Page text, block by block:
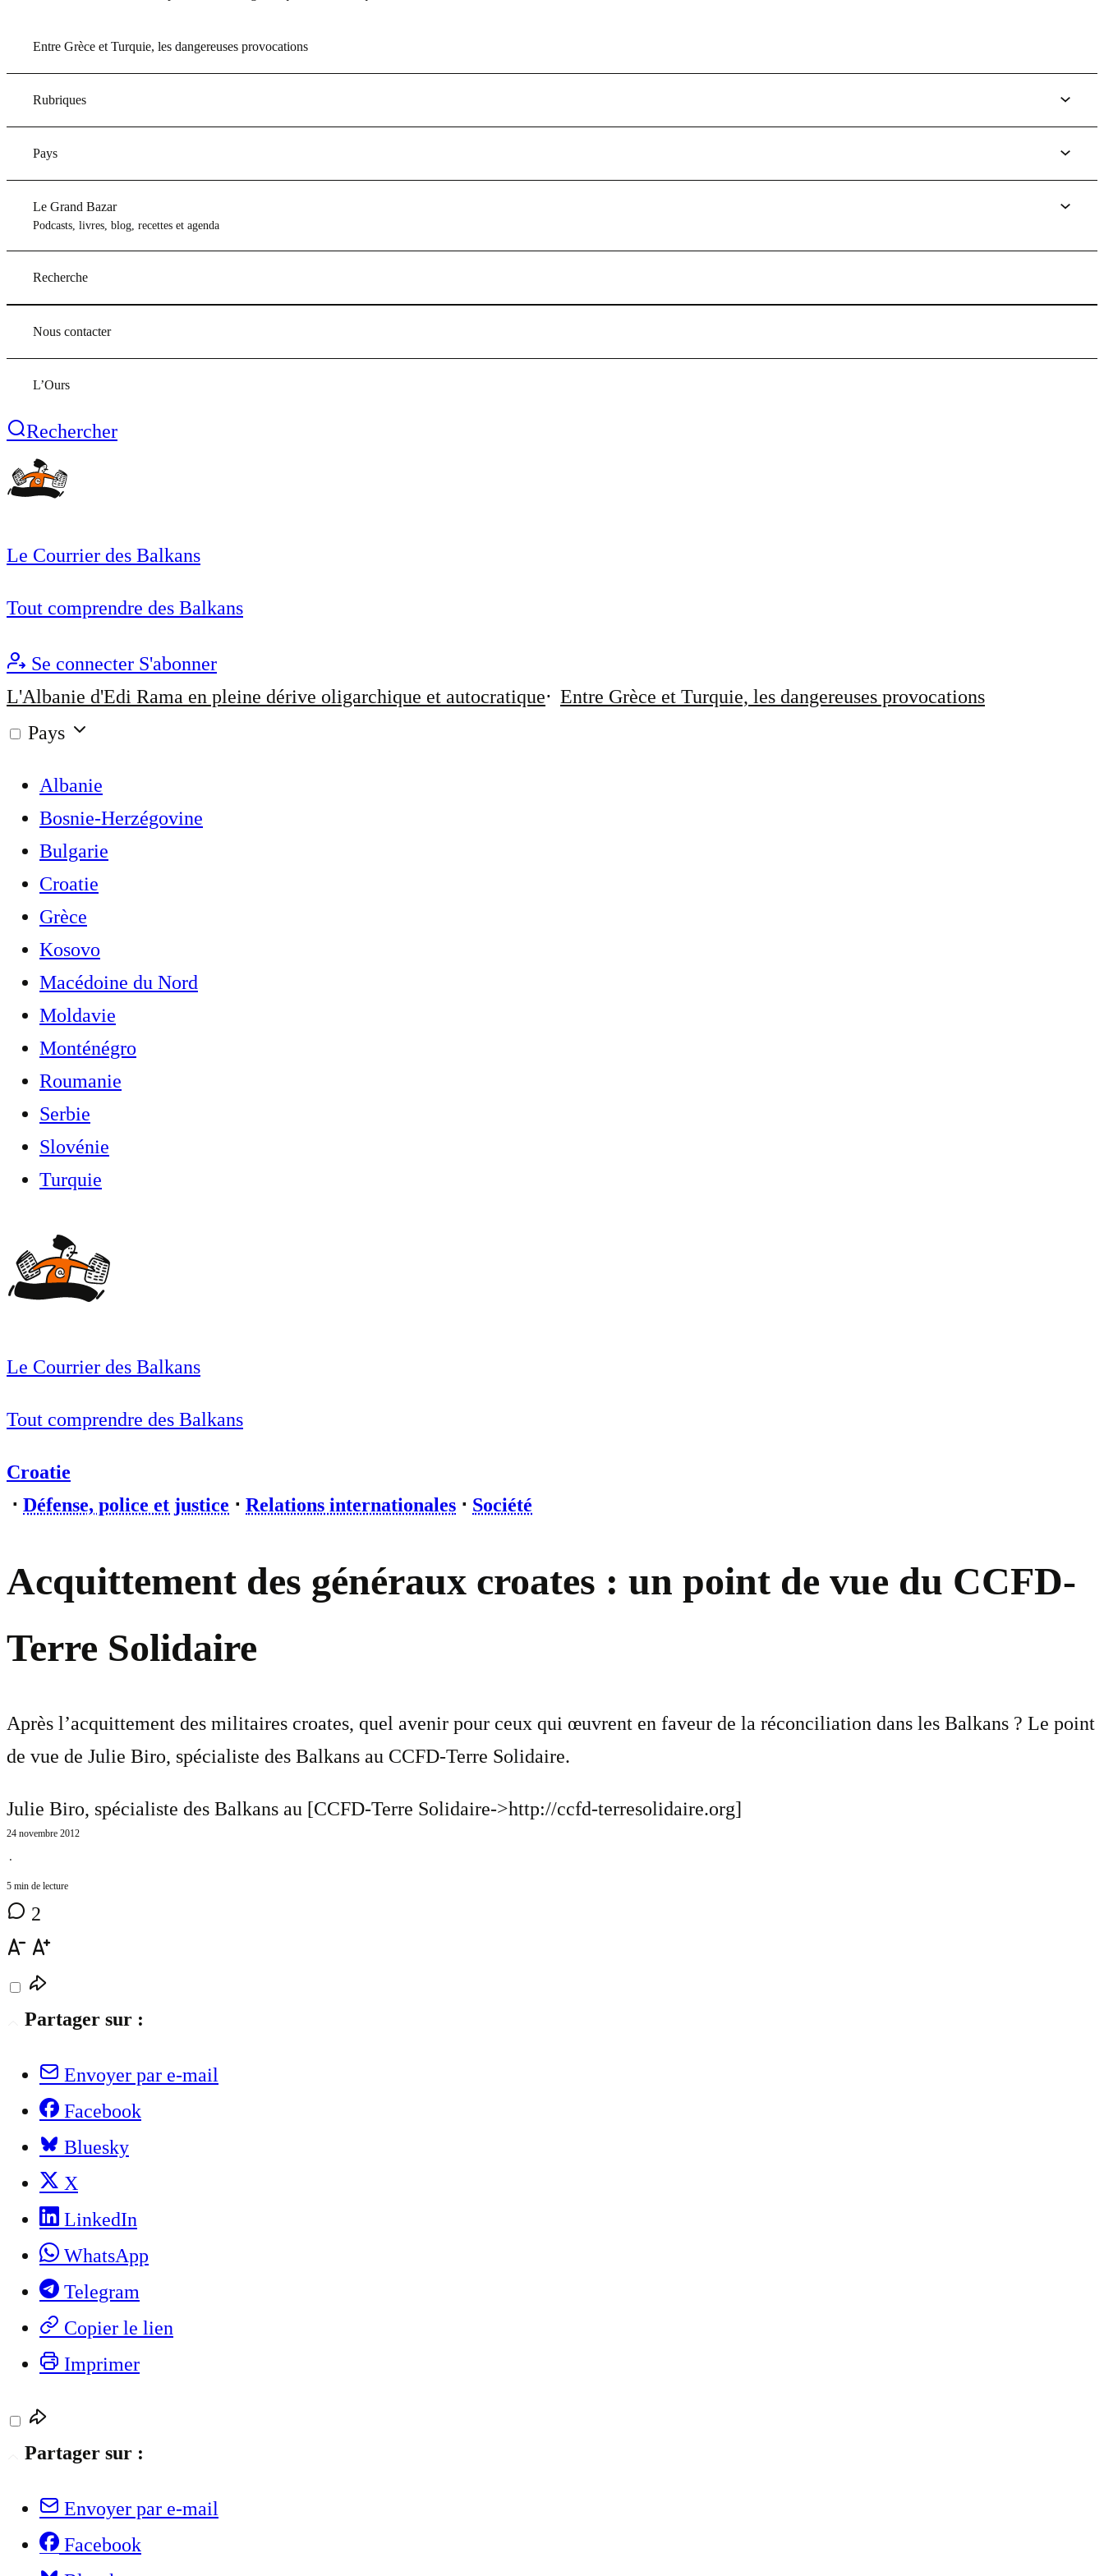
Entre Grèce et Turquie, les dangereuses provocations
Rubriques
Pays
Le Grand Bazar
Podcasts, livres, blog, recettes et agenda
Recherche
Nous contacter
L’Ours
Rechercher
Le Courrier des Balkans
Tout comprendre des Balkans
Se connecter S'abonner
L'Albanie d'Edi Rama en pleine dérive oligarchique et autocratique
Entre Grèce et Turquie, les dangereuses provocations
Pays
Albanie
Bosnie-Herzégovine
Bulgarie
Croatie
Grèce
Kosovo
Macédoine du Nord
Moldavie
Monténégro
Roumanie
Serbie
Slovénie
Turquie
Le Courrier des Balkans
Tout comprendre des Balkans
Croatie
⋅ Défense, police et justice ⋅ Relations internationales ⋅ Société
Acquittement des généraux croates : un point de vue du CCFD-
Terre Solidaire
Après l’acquittement des militaires croates, quel avenir pour ceux qui œuvrent en faveur de la réconciliation dans les Balkans ? Le point
de vue de Julie Biro, spécialiste des Balkans au CCFD-Terre Solidaire.
Julie Biro, spécialiste des Balkans au [CCFD-Terre Solidaire->http://ccfd-terresolidaire.org]
24 novembre 2012
⋅
5 min de lecture
2
Partager sur :
Envoyer par e-mail
Facebook
Bluesky
X
LinkedIn
WhatsApp
Telegram
Copier le lien
Imprimer
Partager sur :
Envoyer par e-mail
Facebook